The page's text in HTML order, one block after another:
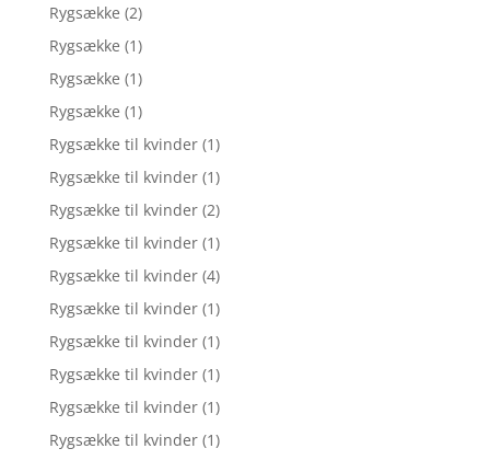
Rygsække (2)
Rygsække (1)
Rygsække (1)
Rygsække (1)
Rygsække til kvinder (1)
Rygsække til kvinder (1)
Rygsække til kvinder (2)
Rygsække til kvinder (1)
Rygsække til kvinder (4)
Rygsække til kvinder (1)
Rygsække til kvinder (1)
Rygsække til kvinder (1)
Rygsække til kvinder (1)
Rygsække til kvinder (1)